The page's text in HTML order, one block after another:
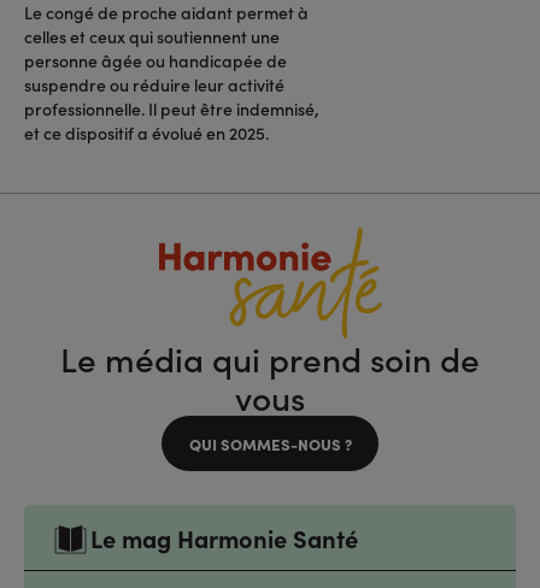
Le congé de proche aidant permet à
celles et ceux qui soutiennent une
personne âgée ou handicapée de
suspendre ou réduire leur activité
professionnelle. Il peut être indemnisé,
et ce dispositif a évolué en 2025.
Le média qui prend soin de
vous
QUI SOMMES-NOUS ?
Le mag Harmonie Santé